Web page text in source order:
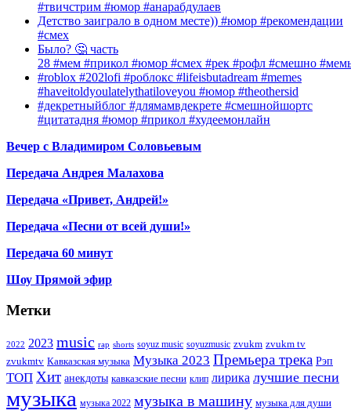
#твичстрим #юмор #анарабдулаев
Детство заиграло в одном месте)) #юмор #рекомендации
#смех
Было? 🤔 часть
28 #мем #прикол #юмор #смех #рек #рофл #смешно
#roblox #202lofi #роблокс #lifeisbutadream #memes
#haveitoldyoulatelythatiloveyou #юмор #theothersid
#декретныйблог #длямамвдекрете #смешнойшортс
#цитатадня #юмор #прикол #худеемонлайн
Вечер с Владимиром Соловьевым
Передача Андрея Малахова
Передача «Привет, Андрей!»
Передача «Песни от всей души!»
Передача 60 минут
Шоу Прямой эфир
Метки
2022 2023 music rap shorts soyuz music soyuzmusic zvukm zvukm tv
zvukmtv Кавказская музыка Музыка 2023 Премьера трека Рэп
ТОП Хит анекдоты кавказские песни клип лирика лучшие песни
музыка музыка 2022 музыка в машину музыка для души